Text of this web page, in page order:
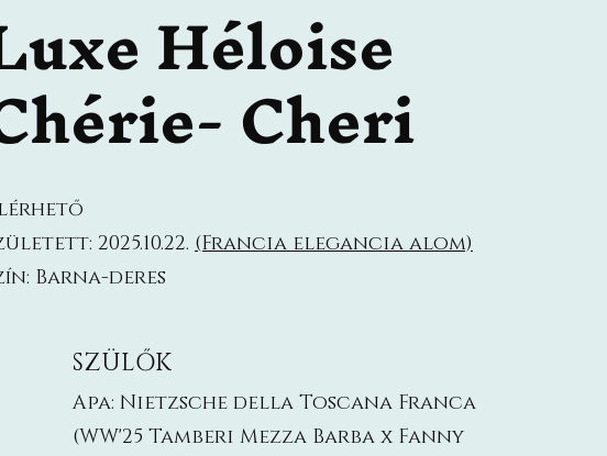
Héloise
Cheri
2025.10.22. (Francia elegancia alom)
Barna-deres
SZÜLŐK
Apa: Nietzsche della Toscana Franca
(WW'25 Tamberi Mezza Barba x Fanny